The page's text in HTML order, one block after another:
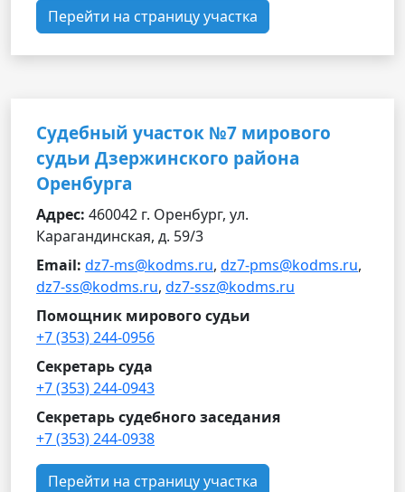
Перейти на страницу участка
Судебный участок №7 мирового
судьи Дзержинского района
Оренбурга
Адрес: 460042 г. Оренбург, ул.
Карагандинская, д. 59/3
Email: dz7-ms@kodms.ru, dz7-pms@kodms.ru,
dz7-ss@kodms.ru, dz7-ssz@kodms.ru
Помощник мирового судьи
+7 (353) 244-0956
Секретарь суда
+7 (353) 244-0943
Секретарь судебного заседания
+7 (353) 244-0938
Перейти на страницу участка